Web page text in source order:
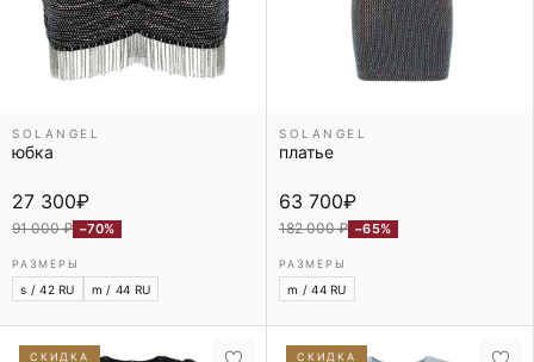
SOLANGEL
юбка
27 300₽
91 000 ₽ −70%
РАЗМЕРЫ
s / 42 RU m / 44 RU
SOLANGEL
платье
63 700₽
182 000 ₽ −65%
РАЗМЕРЫ
m / 44 RU
СКИДКА СКИДКА